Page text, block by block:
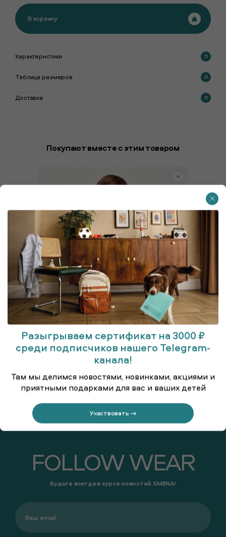
В корзину
Характеристики
Таблица размеров
Доставка
Покупают вместе с этим товаром
FOLLOW WEAR
Будьте всегда в курсе новостей SMENA!
Разыгрываем сертификат на 3000 ₽
среди подписчиков нашего Telegram-
канала!
Там мы делимся новостями, новинками, акциями и
приятными подарками для вас и ваших детей
Участвовать →